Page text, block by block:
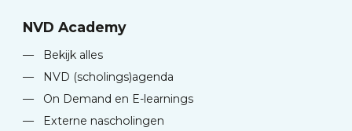
NVD Academy
—
Bekijk alles
—
NVD (scholings)agenda
—
On Demand en E-learnings
—
Externe nascholingen